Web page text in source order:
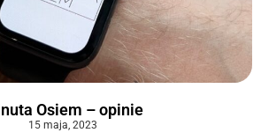
Osiem – opinie
15 maja, 2023